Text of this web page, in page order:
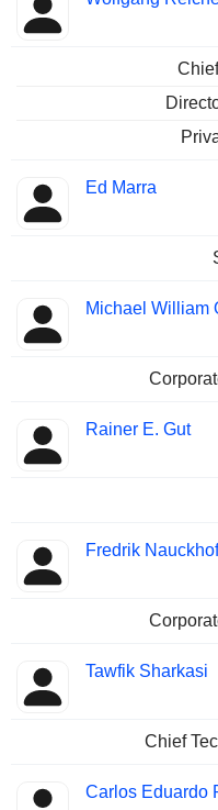
Ed Marra
Michael William
Rainer E. Gut
Fredrik
Tawfik Sharkasi
Chief
Carlos Eduardo